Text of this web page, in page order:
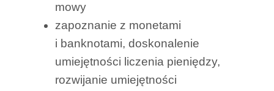
mowy
zapoznanie z monetami
i banknotami, doskonalenie
umiejętności liczenia pieniędzy,
rozwijanie umiejętności